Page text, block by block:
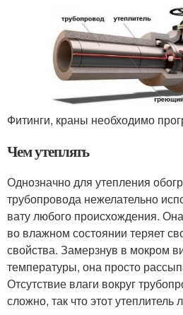
Фитинги, краны необходимо
Чем утеплять
Однозначно для утепления
трубопровода нежелательно
вату любого происхождения.
во влажном состоянии теряет
свойства. Замерзнув в мокром
температуры, она просто
Отсутствие влаги вокруг
сложно, так что этот утеплитель